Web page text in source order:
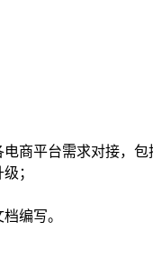
商平台需求对接，
；
编写。